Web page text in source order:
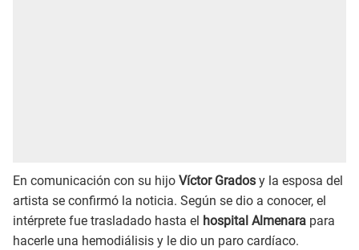
En comunicación con su hijo Víctor Grados y la esposa del
artista se confirmó la noticia. Según se dio a conocer, el
intérprete fue trasladado hasta el hospital Almenara para
hacerle una hemodiálisis y le dio un paro cardíaco.